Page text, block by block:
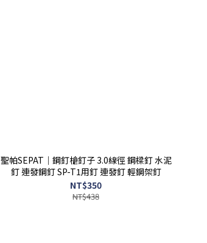
聖帕SEPAT｜鋼釘槍釘子 3.0線徑 鋼樑釘 水泥
釘 連發鋼釘 SP-T1用釘 連發釘 輕鋼架釘
NT$350
NT$438